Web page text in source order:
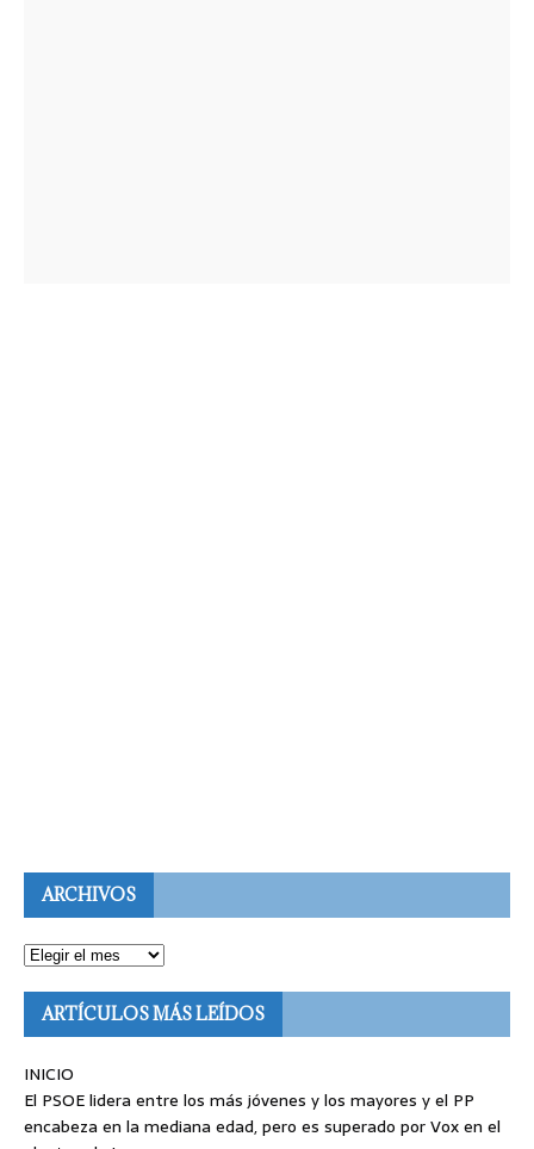
ARCHIVOS
ARTÍCULOS MÁS LEÍDOS
INICIO
El PSOE lidera entre los más jóvenes y los mayores y el PP
encabeza en la mediana edad, pero es superado por Vox en el